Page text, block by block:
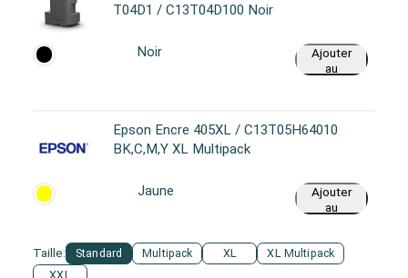
T04D1 / C13T04D100 Noir
Noir
Ajouter
au
Epson Encre 405XL / C13T05H64010
BK,C,M,Y XL Multipack
Taille: Standard Multipack XL
XL Multipack
XXL
Jaune
Ajouter
au